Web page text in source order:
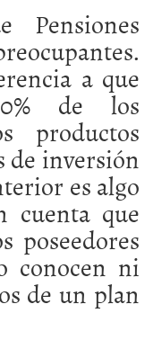
Pensiones
a que
de los
productos
de inversión
es algo
cuenta que
poseedores
conocen ni
de un plan